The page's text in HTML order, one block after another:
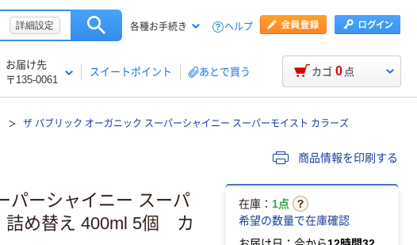
詳細設定 各種お手続き ヘルプ
お届け先
〒135-0061
スイートポイント あとで買う カゴ 0 点
ザ パブリック オーガニック スーパーシャイニー スーパーモイスト カラーズ
商品情報を印刷する
パーシャイニー スーパ
詰め替え 400ml 5個 カ
在庫： 1点
希望の数量で在庫確認